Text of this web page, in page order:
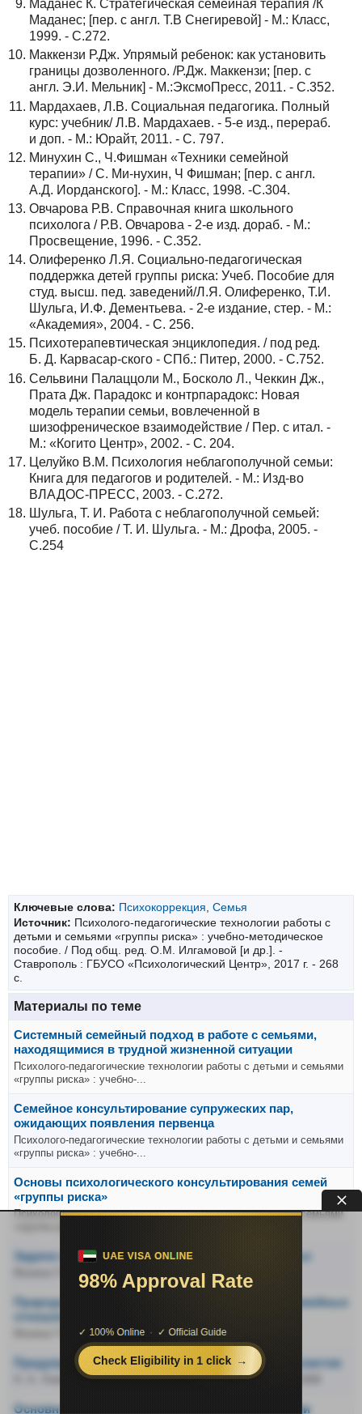
Маданес К. Стратегическая семейная терапия /К
Маданес; [пер. с англ. Т.В Снегиревой] - М.: Класс,
1999. - С.272.
Маккензи Р.Дж. Упрямый ребенок: как установить
границы дозволенного. /Р.Дж. Маккензи; [пер. с
англ. Э.И. Мельник] - М.:ЭксмоПресс, 2011. - С.352.
Мардахаев, Л.В. Социальная педагогика. Полный
курс: учебник/ Л.В. Мардахаев. - 5-е изд., перераб.
и доп. - М.: Юрайт, 2011. - С. 797.
Минухин С., Ч.Фишман «Техники семейной
терапии» / С. Ми-нухин, Ч Фишман; [пер. с англ.
А.Д. Иорданского]. - М.: Класс, 1998. -С.304.
Овчарова Р.В. Справочная книга школьного
психолога / Р.В. Овчарова - 2-е изд. дораб. - М.:
Просвещение, 1996. - С.352.
Олиференко Л.Я. Социально-педагогическая
поддержка детей группы риска: Учеб. Пособие для
студ. высш. пед. заведений/Л.Я. Олиференко, Т.И.
Шульга, И.Ф. Дементьева. - 2-е издание, стер. - М.:
«Академия», 2004. - С. 256.
Психотерапевтическая энциклопедия. / под ред.
Б. Д. Карвасар-ского - СПб.: Питер, 2000. - С.752.
Сельвини Палаццоли М., Босколо Л., Чеккин Дж.,
Прата Дж. Парадокс и контрпарадокс: Новая
модель терапии семьи, вовлеченной в
шизофреническое взаимодействие / Пер. с итал. -
М.: «Когито Центр», 2002. - С. 204.
Целуйко В.М. Психология неблагополучной семьи:
Книга для педагогов и родителей. - М.: Изд-во
ВЛАДОС-ПРЕСС, 2003. - С.272.
Шульга, Т. И. Работа с неблагополучной семьей:
учеб. пособие / Т. И. Шульга. - М.: Дрофа, 2005. -
С.254
Ключевые слова: Психокоррекция Семья
Источник: Психолого-педагогические технологии работы с
детьми и семьями «группы риска» : учебно-методическое
пособие. / Под общ. ред. О.М. Илгамовой [и др.]. -
Ставрополь : ГБУСО «Психологический Центр», 2017 г. - 268
с.
Материалы по теме
Системный семейный подход в работе с семьями,
находящимися в трудной жизненной ситуации
Психолого-педагогические технологии работы с детьми и семьями
«группы риска» : учебно-...
Семейное консультирование супружеских пар,
ожидающих появления первенца
Психолого-педагогические технологии работы с детьми и семьями
«группы риска» : учебно-...
Основы психологического консультирования семей
«группы риска»
Психолого-педагогические технологии работы с детьми и семьями
Задачи оказания психологической помощи семье
Монина Г.Б., Психология управления персоналом
Прародители (бабушки и дедушки) в системе семейных
отношений
Монина Г.Б., Психология управления персоналом
Предупреждение и разрешение семейных конфликтов
Н. А. Лобан. Конфликтология УМК - Минск.: Изд-во МИУ, 2008
Основные подходы к профилактике и коррекции